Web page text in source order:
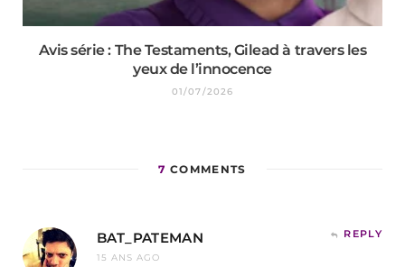
Avis série : The Testaments, Gilead à travers les
yeux de l’innocence
01/07/2026
7 COMMENTS
BAT_PATEMAN
15 ANS AGO
REPLY